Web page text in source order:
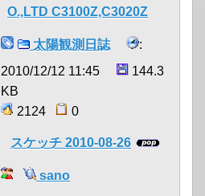
O.,LTD C3100Z,C3020Z
太陽観測日誌
:
2010/12/12 11:45
144.3
KB
2124
0
スケッチ 2010-08-26
sano